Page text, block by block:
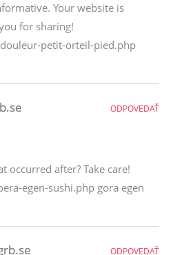
Your website is
for sharing!
petit-orteil-pied.php
occurred after? Take care!
egen-sushi.php gora egen
ODPOVEDAŤ
ODPOVEDAŤ